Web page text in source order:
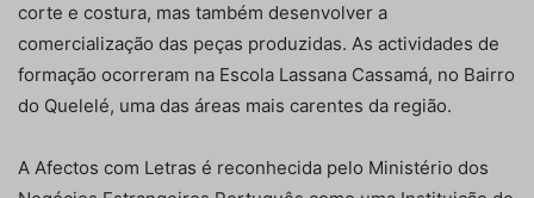
corte e costura, mas também desenvolver a
comercialização das peças produzidas. As actividades de
formação ocorreram na Escola Lassana Cassamá, no Bairro
do Quelelé, uma das áreas mais carentes da região.
A Afectos com Letras é reconhecida pelo Ministério dos